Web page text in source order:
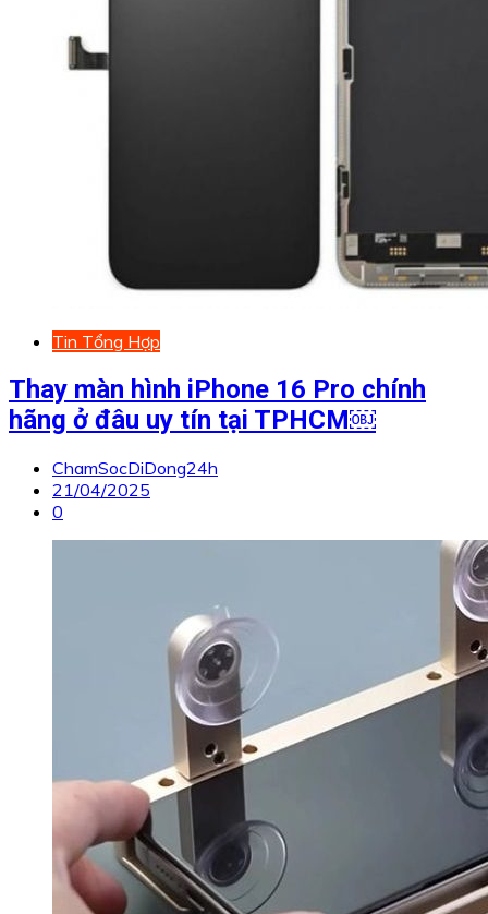
Tin Tổng Hợp
Thay màn hình iPhone 16 Pro chính
hãng ở đâu uy tín tại TPHCM￼
ChamSocDiDong24h
21/04/2025
0